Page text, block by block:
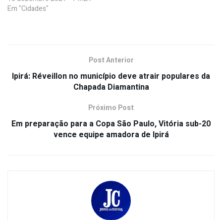
Em "Cidades"
Post Anterior
Ipirá: Réveillon no município deve atrair populares da
Chapada Diamantina
Próximo Post
Em preparação para a Copa São Paulo, Vitória sub-20
vence equipe amadora de Ipirá